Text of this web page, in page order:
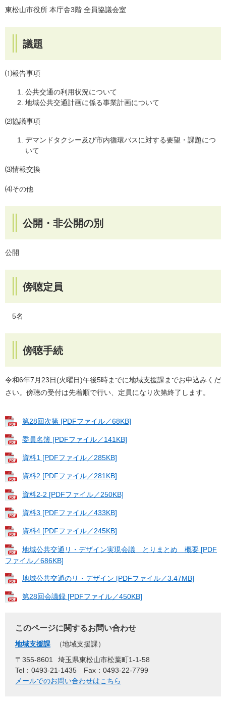
東松山市役所 本庁舎3階 全員協議会室
議題
⑴報告事項
公共交通の利用状況について
地域公共交通計画に係る事業計画について
⑵協議事項
デマンドタクシー及び市内循環バスに対する要望・課題につ
いて
⑶情報交換
​⑷その他
公開・非公開の別
公開
傍聴定員
5名
傍聴手続
令和6年7月23日(火曜日)午後5時までに地域支援課までお申込みくだ
さい。傍聴の受付は先着順で行い、定員になり次第終了します。
第28回次第 [PDFファイル／68KB]
委員名簿 [PDFファイル／141KB]
資料1 [PDFファイル／285KB]
資料2 [PDFファイル／281KB]
資料2-2 [PDFファイル／250KB]
資料3 [PDFファイル／433KB]
資料4 [PDFファイル／245KB]
地域公共交通リ・デザイン実現会議 とりまとめ 概要 [PDF
ファイル／686KB]
地域公共交通のリ・デザイン [PDFファイル／3.47MB]
第28回会議録 [PDFファイル／450KB]
このページに関するお問い合わせ
地域支援課
地域支援課
〒355-8601
埼玉県東松山市松葉町1-1-58
Tel：0493-21-1435
Fax：0493-22-7799
メールでのお問い合わせはこちら